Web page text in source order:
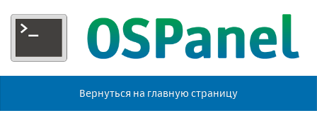
Вернуться на главную страницу